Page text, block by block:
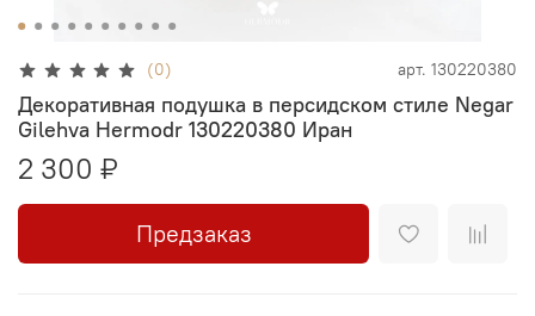
(0) арт. 130220380
Декоративная подушка в персидском стиле Negar
Gilehva Hermodr 130220380 Иран
2 300 ₽
Предзаказ